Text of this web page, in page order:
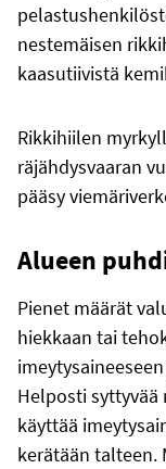
nestemäisen
kaasutiivistä
Rikkihiilen
räjähdysvaaran
pääsy
Alueen
Pienet määrät
hiekkaan tai
Helposti
käyttää
kerätään talteen.